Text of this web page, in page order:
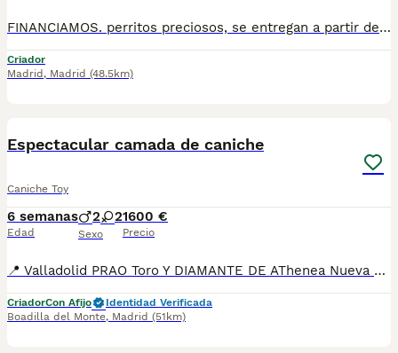
FINANCIAMOS. perritos preciosos, se entregan a partir de 2 meses y medio de edad, con mínimo 2 vacunas y 2 desparasitaciones. Se entregan con garantía vírica y genética. Con el microchip, su cartilla oficial, contrato de compra y factura. Compra responsablemente en un criador especializado, oficial y homologado con núcleo zoológico. Llámanos para más información. Los precios varían en función de la raza, edad, color y línea del cachorros
Criador
Madrid , Madrid (48.5km)
Espectacular camada de caniche
Caniche Toy
6 semanas
Edad
2 2
Sexo
1600 €
Precio
📍 Valladolid PRAO Toro Y DIAMANTE DE AThenea Nueva camada disponible de caniches Machos y hembras disponibles Criados en ambiente familiar y socializados desde el primer momento , cuentan con una morfología estupenda, y una gran caracter Se entregan con Dos meses Dos vacunas Cartilla de vacunación Desparasitaciones Revisión veterinaria Garantias por escrito Posibilidad de chip y pasaporte Posibilidad de transporte No te quedes sin una de estas maravillas Información ☎️ reservas 34 635 87 39 14
CriadorCon Afijo
Identidad Verificada
Boadilla del Monte, Madrid (51km)